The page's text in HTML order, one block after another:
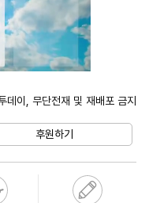
이, 무단전재 및 재배포 금지
후원하기